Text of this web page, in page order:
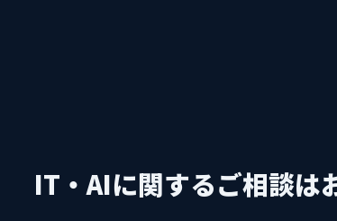
IT・AIに関するご相談は